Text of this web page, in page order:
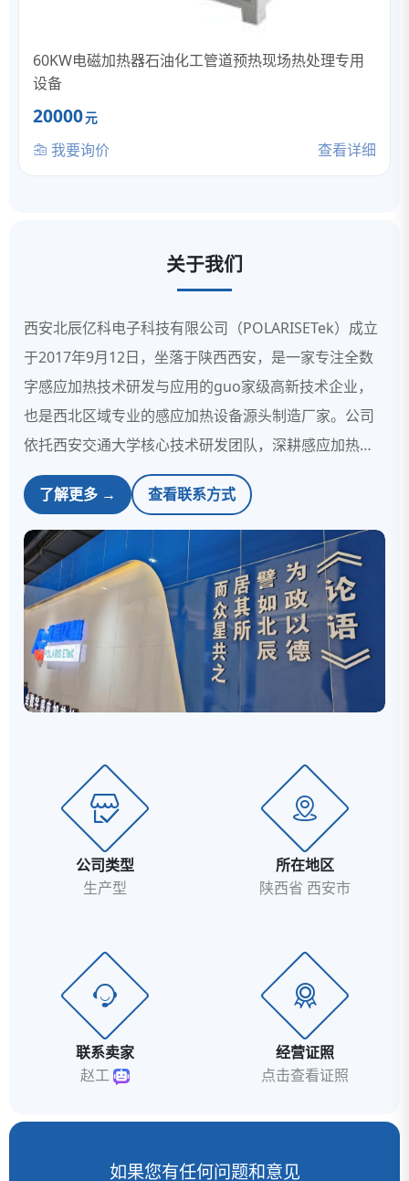
60KW电磁加热器石油化工管道预热现场热处理专用
设备
20000元
我要询价 查看详细
关于我们
西安北辰亿科电子科技有限公司（POLARISETek）成立
于2017年9月12日，坐落于陕西西安，是一家专注全数
字感应加热技术研发与应用的guo家级高新技术企业，
也是西北区域专业的感应加热设备源头制造厂家。公司
依托西安交通大学核心技术研发团队，深耕感应加热行
业多年，专注全数字感应加热电源、中频及高频感应加
热成套设备的研发、生产、销售，同时提供非标定制化
系统解决方案与自动化集成服务。企业与深圳市北辰亿
科科技有限公司为关联企业，共享品牌、核心技术与研
发资源，形成西安研发生产+深圳市场销售的双中心战略
布局，全方位服务全国客户。 一、核心主营产品 产品品
类齐全，功...
了解更多 → 查看联系方式
公司类型
生产型
所在地区
陕西省 西安市
联系卖家
赵工
经营证照
点击查看证照
如果您有任何问题和意见